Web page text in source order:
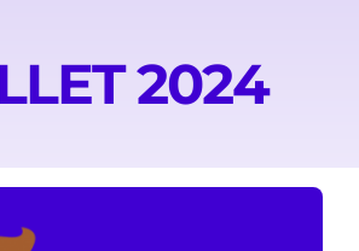
2024